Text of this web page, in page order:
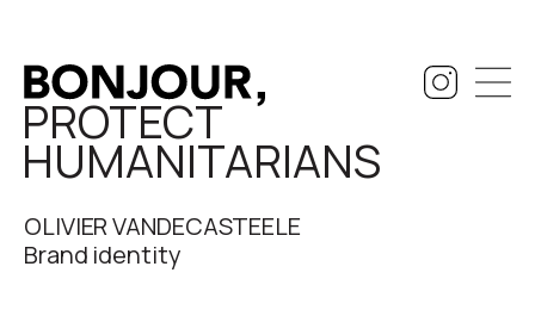
PROTECT
HUMANITARIANS
OLIVIER VANDECASTEELE
Brand identity